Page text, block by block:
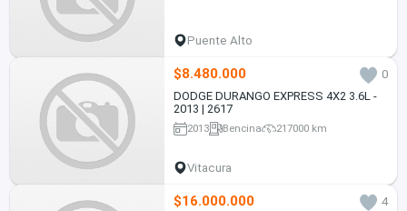
Puente Alto
$8.480.000
0
DODGE DURANGO EXPRESS 4X2 3.6L -
2013 | 2617
2013 Bencina 217000 km
Vitacura
$16.000.000
4